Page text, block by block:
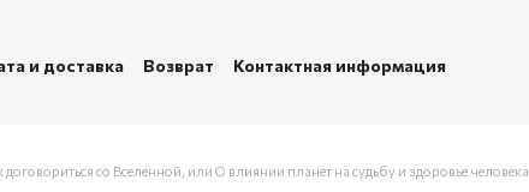
и доставка Возврат
Контактная информация
договориться со Вселенной, или О влиянии планет на судьбу и здоровье человека